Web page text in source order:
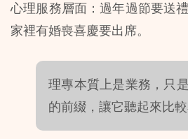
心理服務層面：過年過節要送
家裡有婚喪喜慶要出席。
理專本質上是業務，只
的前綴，讓它聽起來比較